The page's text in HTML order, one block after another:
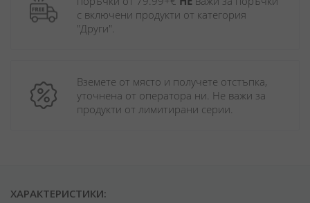
с включени продукти от категория
"Други".
Вземете от място и получете отстъпка,
уточнена от оператора ни. Не важи за
продукти от лимитирани серии.
ХАРАКТЕРИСТИКИ: